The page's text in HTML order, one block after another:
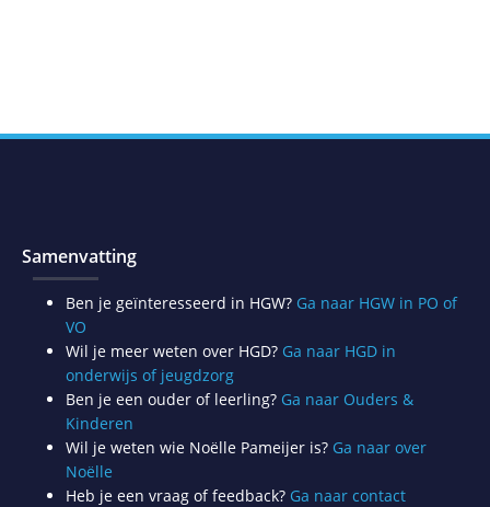
Samenvatting
Ben je geïnteresseerd in HGW? Ga naar HGW in PO of
VO
Wil je meer weten over HGD? Ga naar HGD in
onderwijs of jeugdzorg
Ben je een ouder of leerling? Ga naar Ouders &
Kinderen
Wil je weten wie Noëlle Pameijer is? Ga naar over
Noëlle
Heb je een vraag of feedback? Ga naar contact